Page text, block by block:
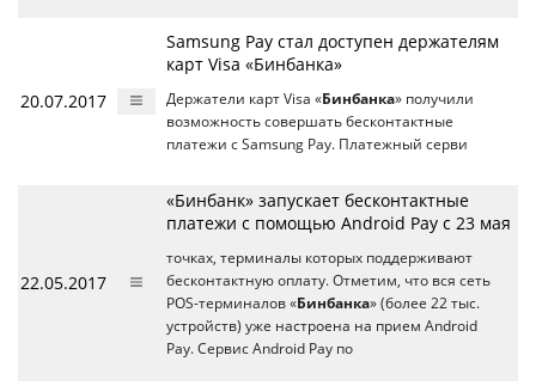
20.07.2017
Samsung Pay стал доступен держателям
карт Visa «Бинбанка»
Держатели карт Visa «Бинбанка» получили
возможность совершать бесконтактные
платежи с Samsung Pay. Платежный серви
22.05.2017
«Бинбанк» запускает бесконтактные
платежи с помощью Android Pay с 23 мая
точках, терминалы которых поддерживают
бесконтактную оплату. Отметим, что вся сеть
POS-терминалов «Бинбанка» (более 22 тыс.
устройств) уже настроена на прием Android
Pay. Сервис Android Pay по